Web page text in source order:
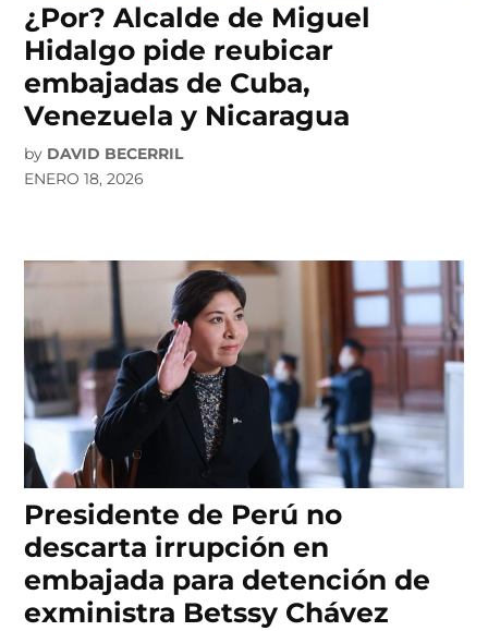
¿Por? Alcalde de Miguel
Hidalgo pide reubicar
embajadas de Cuba,
Venezuela y Nicaragua
by DAVID BECERRIL
ENERO 18, 2026
Presidente de Perú no
descarta irrupción en
embajada para detención de
exministra Betssy Chávez